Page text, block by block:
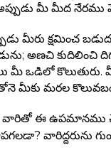
మీ మీద నేరము
మీరు క్షమించ
అణచి కుదిలించి
మీ ఒడిలో
మీకు మరల
ఈ ఉపమానము
వారిద్దరును